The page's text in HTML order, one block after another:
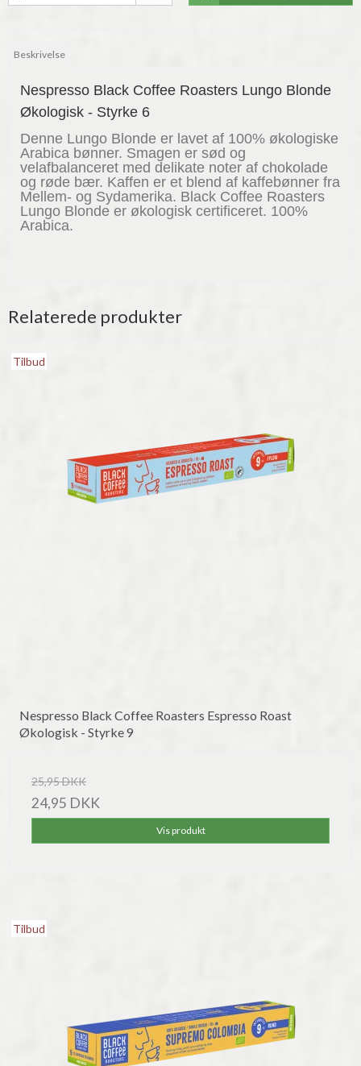
Beskrivelse
Nespresso Black Coffee Roasters Lungo Blonde
Økologisk - Styrke 6
Denne Lungo Blonde er lavet af 100% økologiske
Arabica bønner. Smagen er sød og
velafbalanceret med delikate noter af chokolade
og røde bær. Kaffen er et blend af kaffebønner fra
Mellem- og Sydamerika. Black Coffee Roasters
Lungo Blonde er økologisk certificeret. 100%
Arabica.
Relaterede produkter
Tilbud
Nespresso Black Coffee Roasters Espresso Roast
Økologisk - Styrke 9
25,95 DKK
24,95 DKK
Vis produkt
Tilbud